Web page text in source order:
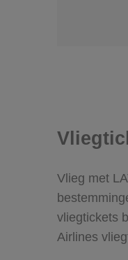
Vlieg met
vliegtickets
Airlines